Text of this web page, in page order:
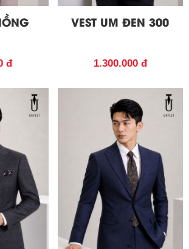
đ
VEST UM ĐEN 300
1.300.000 đ